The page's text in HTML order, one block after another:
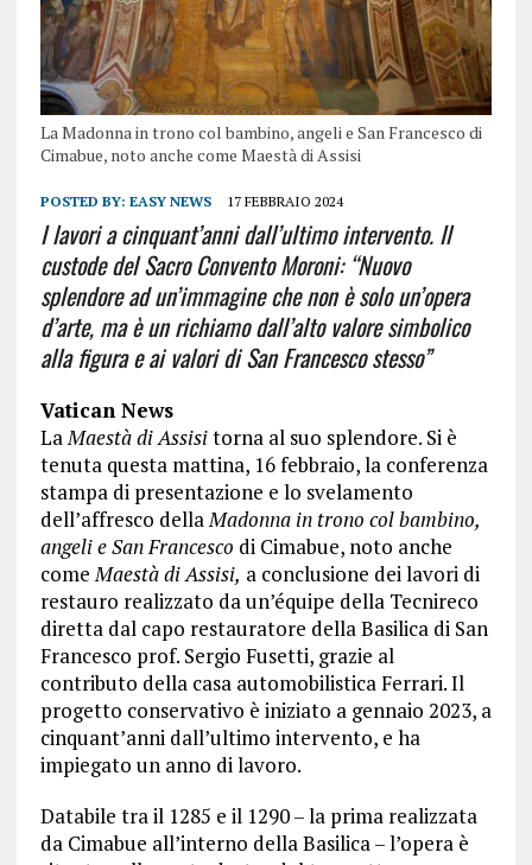
La Madonna in trono col bambino, angeli e San Francesco di
Cimabue, noto anche come Maestà di Assisi
POSTED BY: EASY NEWS 17 FEBBRAIO 2024
I lavori a cinquant’anni dall’ultimo intervento. Il
custode del Sacro Convento Moroni: “Nuovo
splendore ad un’immagine che non è solo un’opera
d’arte, ma è un richiamo dall’alto valore simbolico
alla figura e ai valori di San Francesco stesso”
Vatican News
LaMaestà di Assisitorna al suo splendore. Si è
tenuta questa mattina, 16 febbraio, la conferenza
stampa di presentazione e lo svelamento
dell’affresco dellaMadonna in trono col bambino,
angeli e San Francesco di Cimabue, noto anche
comeMaestà di Assisi, a conclusione dei lavori di
restauro realizzato da un’équipe della Tecnireco
diretta dal capo restauratore della Basilica di San
Francesco prof. Sergio Fusetti, grazie al
contributo della casa automobilistica Ferrari. Il
progetto conservativo è iniziato a gennaio 2023, a
cinquant’anni dall’ultimo intervento, e ha
impiegato un anno di lavoro.
Databile tra il 1285 e il 1290 – la prima realizzata
da Cimabue all’interno della Basilica – l’opera è